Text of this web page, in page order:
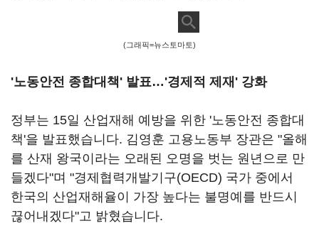
(그래픽=뉴스토마토)
'노동안전 종합대책' 발표…'경제적 제재' 강화
정부는 15일 산업재해 예방을 위한 '노동안전 종합대
책'을 발표했습니다. 김영훈 고용노동부 장관은 "올해
를 산재 왕국이라는 오래된 오명을 벗는 원년으로 만
들겠다"며 "경제협력개발기구(OECD) 국가 중에서
한국의 산업재해율이 가장 높다는 불명예를 반드시
끊어내겠다"고 밝혔습니다.